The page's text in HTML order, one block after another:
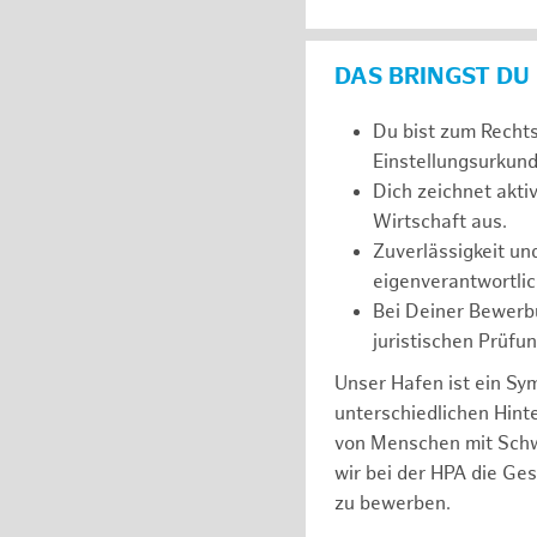
DAS BRINGST
Du bist zum
Dich zeichnet
Wirtschaft aus.
Zuverlässigkeit
Bei Deiner
juristischen
Unser Hafen ist ein
unterschiedlichen
von Menschen mit
wir bei der HPA die
zu bewerben.